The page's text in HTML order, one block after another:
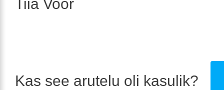
Tiia Voor
Kas see arutelu oli kasulik?